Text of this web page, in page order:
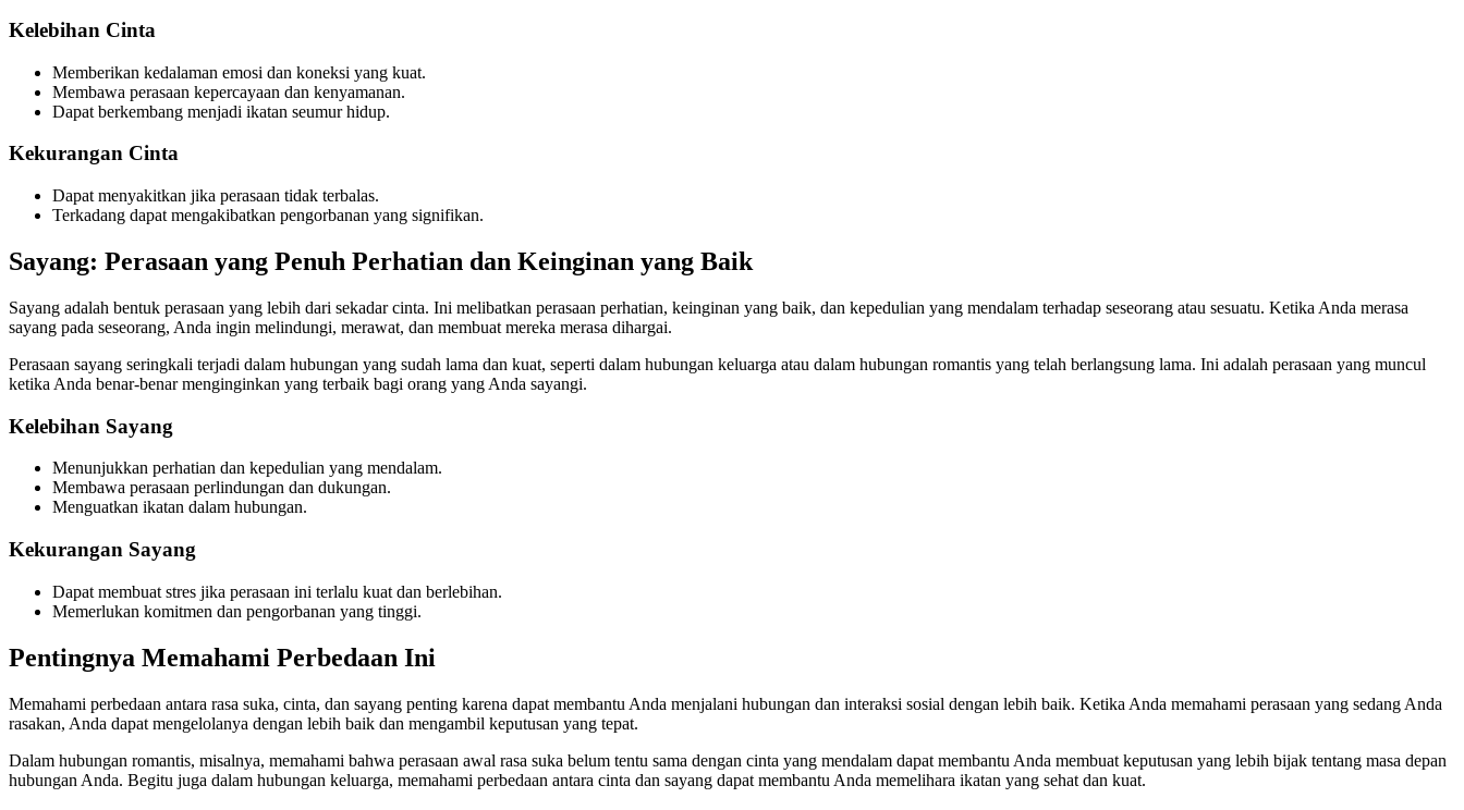
Kelebihan Cinta
Memberikan kedalaman emosi dan koneksi yang kuat.
Membawa perasaan kepercayaan dan kenyamanan.
Dapat berkembang menjadi ikatan seumur hidup.
Kekurangan Cinta
Dapat menyakitkan jika perasaan tidak terbalas.
Terkadang dapat mengakibatkan pengorbanan yang signifikan.
Sayang: Perasaan yang Penuh Perhatian dan Keinginan yang Baik
Sayang adalah bentuk perasaan yang lebih dari sekadar cinta. Ini melibatkan perasaan perhatian, keinginan yang baik, dan kepedulian yang mendalam terhadap seseorang atau sesuatu. Ketika Anda merasa
sayang pada seseorang, Anda ingin melindungi, merawat, dan membuat mereka merasa dihargai.
Perasaan sayang seringkali terjadi dalam hubungan yang sudah lama dan kuat, seperti dalam hubungan keluarga atau dalam hubungan romantis yang telah berlangsung lama. Ini adalah perasaan yang muncul
ketika Anda benar-benar menginginkan yang terbaik bagi orang yang Anda sayangi.
Kelebihan Sayang
Menunjukkan perhatian dan kepedulian yang mendalam.
Membawa perasaan perlindungan dan dukungan.
Menguatkan ikatan dalam hubungan.
Kekurangan Sayang
Dapat membuat stres jika perasaan ini terlalu kuat dan berlebihan.
Memerlukan komitmen dan pengorbanan yang tinggi.
Pentingnya Memahami Perbedaan Ini
Memahami perbedaan antara rasa suka, cinta, dan sayang penting karena dapat membantu Anda menjalani hubungan dan interaksi sosial dengan lebih baik. Ketika Anda memahami perasaan yang sedang Anda
rasakan, Anda dapat mengelolanya dengan lebih baik dan mengambil keputusan yang tepat.
Dalam hubungan romantis, misalnya, memahami bahwa perasaan awal rasa suka belum tentu sama dengan cinta yang mendalam dapat membantu Anda membuat keputusan yang lebih bijak tentang masa depan
hubungan Anda. Begitu juga dalam hubungan keluarga, memahami perbedaan antara cinta dan sayang dapat membantu Anda memelihara ikatan yang sehat dan kuat.